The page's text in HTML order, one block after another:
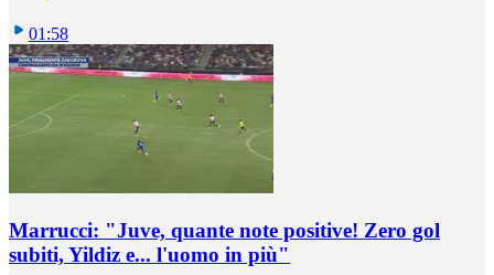
01:58
Marrucci: "Juve, quante note positive! Zero gol
subiti, Yildiz e... l'uomo in più"